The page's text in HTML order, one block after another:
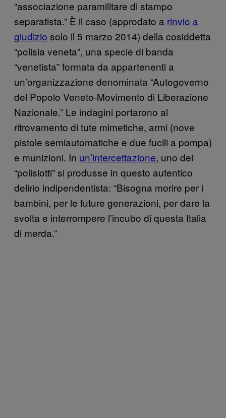
“associazione paramilitare di stampo
separatista.” È il caso (approdato a rinvio a
giudizio solo il 5 marzo 2014) della cosiddetta
“polisia veneta”, una specie di banda
“venetista” formata da appartenenti a
un’organizzazione denominata “Autogoverno
del Popolo Veneto-Movimento di Liberazione
Nazionale.” Le indagini portarono al
ritrovamento di tute mimetiche, armi (nove
pistole semiautomatiche e due fucili a pompa)
e munizioni. In un’intercettazione, uno dei
“polisiotti” si produsse in questo autentico
delirio indipendentista: “Bisogna morire per i
bambini, per le future generazioni, per dare la
svolta e interrompere l’incubo di questa Italia
di merda.”